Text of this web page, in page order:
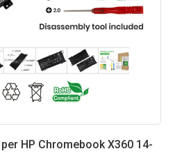
HP Chromebook X360 14-